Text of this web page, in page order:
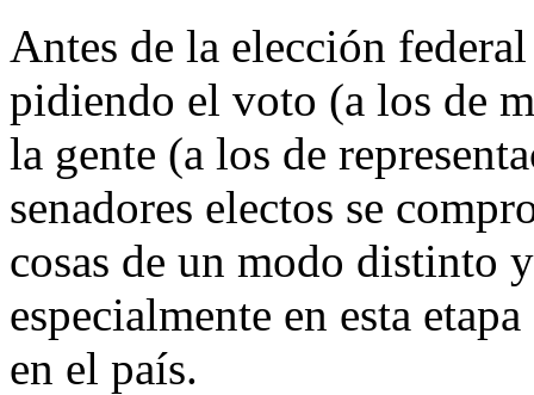
Antes de la elección
pidiendo el voto (a los de
la gente (a los de
senadores electos se
cosas de un modo distinto
especialmente en esta
en el país.